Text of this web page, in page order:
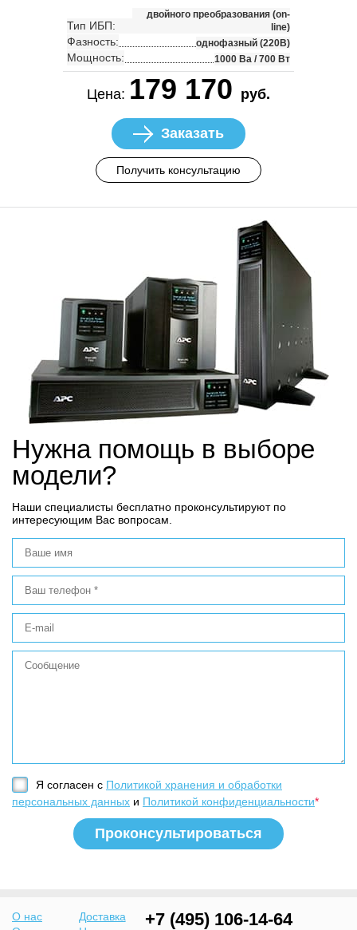
Тип ИБП:
двойного преобразования (on-
line)
Фазность: однофазный (220В)
Мощность: 1000 Ва / 700 Вт
Цена: 179 170 руб.
Заказать
Получить консультацию
Нужна помощь в выборе
модели?
Наши специалисты бесплатно проконсультируют по
интересующим Вас вопросам.
Я согласен с Политикой хранения и обработки
персональных данных и Политикой конфиденциальности*
О нас
Доставка
+7 (495) 106-14-64